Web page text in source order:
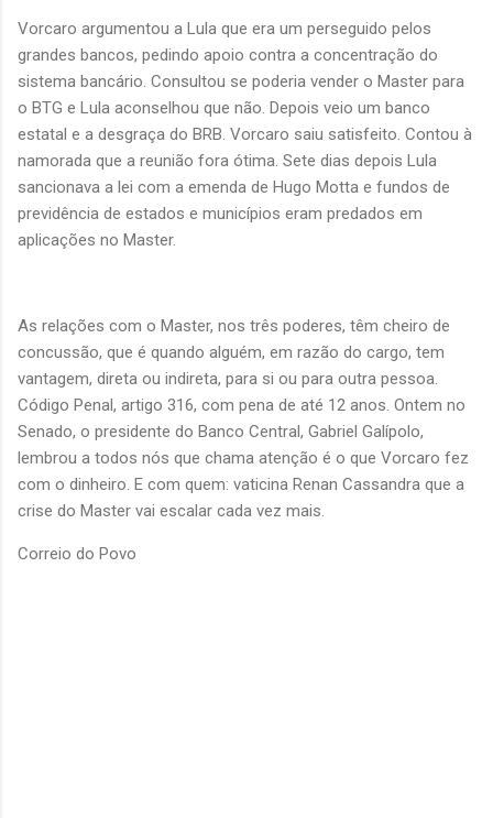
Vorcaro argumentou a Lula que era um perseguido pelos
grandes bancos, pedindo apoio contra a concentração do
sistema bancário. Consultou se poderia vender o Master para
o BTG e Lula aconselhou que não. Depois veio um banco
estatal e a desgraça do BRB. Vorcaro saiu satisfeito. Contou à
namorada que a reunião fora ótima. Sete dias depois Lula
sancionava a lei com a emenda de Hugo Motta e fundos de
previdência de estados e municípios eram predados em
aplicações no Master.
As relações com o Master, nos três poderes, têm cheiro de
concussão, que é quando alguém, em razão do cargo, tem
vantagem, direta ou indireta, para si ou para outra pessoa.
Código Penal, artigo 316, com pena de até 12 anos. Ontem no
Senado, o presidente do Banco Central, Gabriel Galípolo,
lembrou a todos nós que chama atenção é o que Vorcaro fez
com o dinheiro. E com quem: vaticina Renan Cassandra que a
crise do Master vai escalar cada vez mais.
Correio do Povo